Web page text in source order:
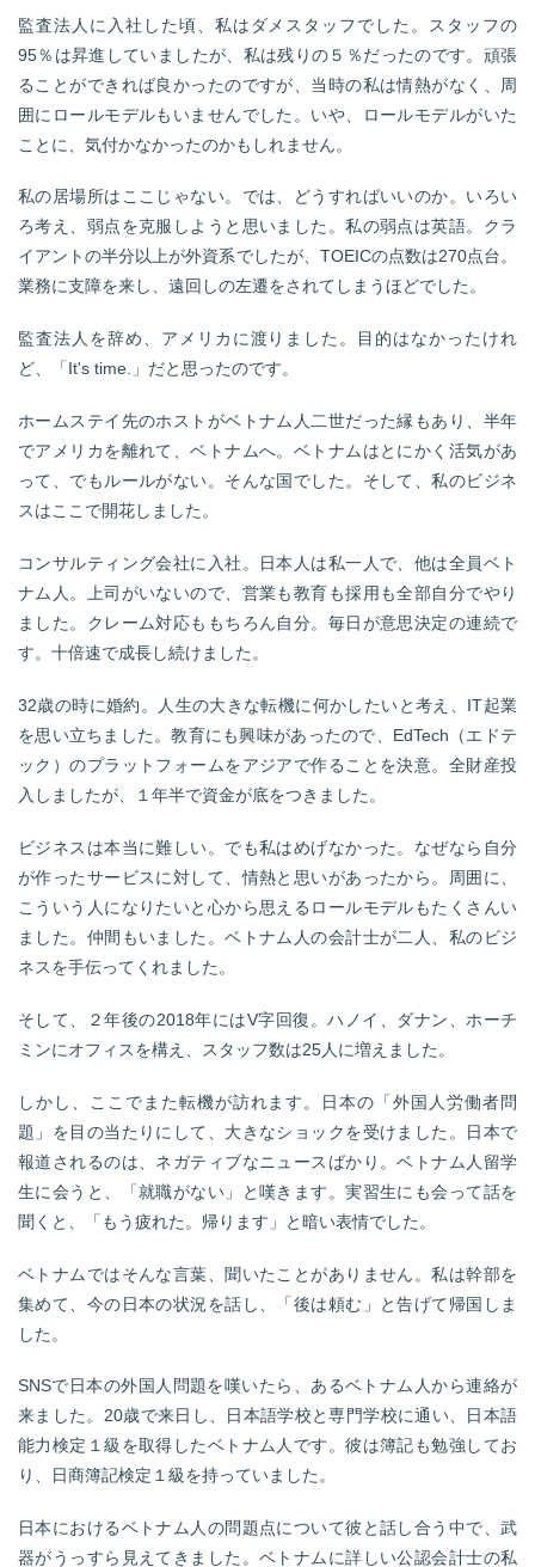
監査法人に入社した頃、私はダメスタッフでした。スタッフの
95％は昇進していましたが、私は残りの５％だったのです。頑張
ることができれば良かったのですが、当時の私は情熱がなく、周
囲にロールモデルもいませんでした。いや、ロールモデルがいた
ことに、気付かなかったのかもしれません。
私の居場所はここじゃない。では、どうすればいいのか。いろい
ろ考え、弱点を克服しようと思いました。私の弱点は英語。クラ
イアントの半分以上が外資系でしたが、TOEICの点数は270点台。
業務に支障を来し、遠回しの左遷をされてしまうほどでした。
監査法人を辞め、アメリカに渡りました。目的はなかったけれ
ど、「It's time.」だと思ったのです。
ホームステイ先のホストがベトナム人二世だった縁もあり、半年
でアメリカを離れて、ベトナムへ。ベトナムはとにかく活気があ
って、でもルールがない。そんな国でした。そして、私のビジネ
スはここで開花しました。
コンサルティング会社に入社。日本人は私一人で、他は全員ベト
ナム人。上司がいないので、営業も教育も採用も全部自分でやり
ました。クレーム対応ももちろん自分。毎日が意思決定の連続で
す。十倍速で成長し続けました。
32歳の時に婚約。人生の大きな転機に何かしたいと考え、IT起業
を思い立ちました。教育にも興味があったので、EdTech（エドテ
ック）のプラットフォームをアジアで作ることを決意。全財産投
入しましたが、１年半で資金が底をつきました。
ビジネスは本当に難しい。でも私はめげなかった。なぜなら自分
が作ったサービスに対して、情熱と思いがあったから。周囲に、
こういう人になりたいと心から思えるロールモデルもたくさんい
ました。仲間もいました。ベトナム人の会計士が二人、私のビジ
ネスを手伝ってくれました。
そして、２年後の2018年にはV字回復。ハノイ、ダナン、ホーチ
ミンにオフィスを構え、スタッフ数は25人に増えました。
しかし、ここでまた転機が訪れます。日本の「外国人労働者問
題」を目の当たりにして、大きなショックを受けました。日本で
報道されるのは、ネガティブなニュースばかり。ベトナム人留学
生に会うと、「就職がない」と嘆きます。実習生にも会って話を
聞くと、「もう疲れた。帰ります」と暗い表情でした。
ベトナムではそんな言葉、聞いたことがありません。私は幹部を
集めて、今の日本の状況を話し、「後は頼む」と告げて帰国しま
した。
SNSで日本の外国人問題を嘆いたら、あるベトナム人から連絡が
来ました。20歳で来日し、日本語学校と専門学校に通い、日本語
能力検定１級を取得したベトナム人です。彼は簿記も勉強してお
り、日商簿記検定１級を持っていました。
日本におけるベトナム人の問題点について彼と話し合う中で、武
器がうっすら見えてきました。ベトナムに詳しい公認会計士の私